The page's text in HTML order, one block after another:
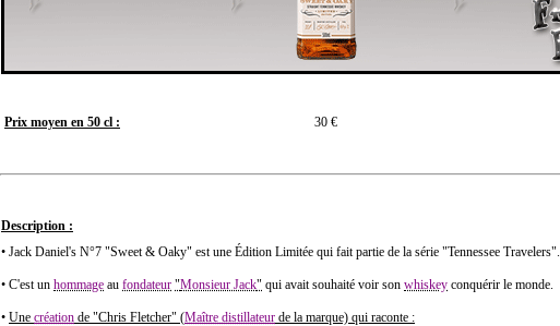
Prix moyen en 50 cl : 30 €
Description :
• Jack Daniel's N°7 "Sweet & Oaky" est une Édition Limitée qui fait partie de la série "Tennessee Travelers".
• C'est un hommage au fondateur "Monsieur Jack" qui avait souhaité voir son whiskey conquérir le monde.
• Une création de "Chris Fletcher" (Maître distillateur de la marque) qui raconte :